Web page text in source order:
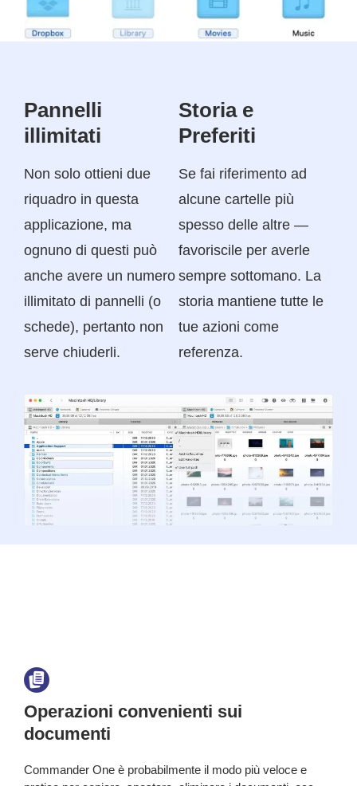
Pannelli
illimitati
Non solo ottieni due
riquadro in questa
applicazione, ma
ognuno di questi può
anche avere un numero
illimitato di pannelli (o
schede), pertanto non
serve chiuderli.
Storia e
Preferiti
Se fai riferimento ad
alcune cartelle più
spesso delle altre —
favoriscile per averle
sempre sottomano. La
storia mantiene tutte le
tue azioni come
referenza.
Operazioni convenienti sui
documenti
Commander One è probabilmente il modo più veloce e